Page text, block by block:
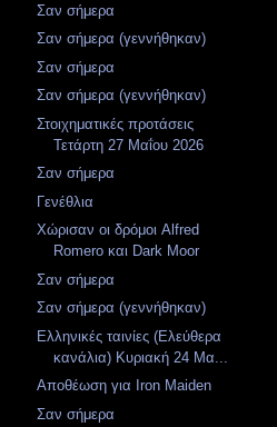
Σαν σήμερα
Σαν σήμερα (γεννήθηκαν)
Σαν σήμερα
Σαν σήμερα (γεννήθηκαν)
Στοιχηματικές προτάσεις
Τετάρτη 27 Μαΐου 2026
Σαν σήμερα
Γενέθλια
Χώρισαν οι δρόμοι Alfred
Romero και Dark Moor
Σαν σήμερα
Σαν σήμερα (γεννήθηκαν)
Ελληνικές ταινίες (Ελεύθερα
κανάλια) Κυριακή 24 Μα...
Αποθέωση για Iron Maiden
Σαν σήμερα